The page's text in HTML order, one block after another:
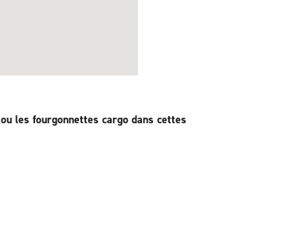
les fourgonnettes cargo dans cettes